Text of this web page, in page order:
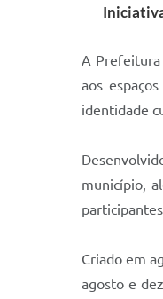
A Prefeitura
aos
identidade
município,
Criado em
agosto e